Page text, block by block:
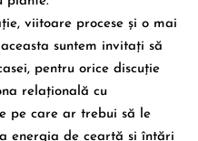
viitoare procese și o mai
suntem invitați să
pentru orice discuție
relațională cu
pe care ar trebui să le
energia de ceartă si întări